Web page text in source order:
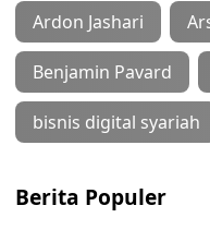
Ardon Jashari
Benjamin Pavard
bisnis digital syariah
Berita Populer